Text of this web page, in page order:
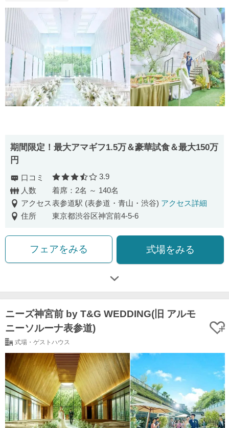
期間限定！最大アマギフ1.5万＆豪華試食＆最大150万
円
口コミ 口コミ評価
3.9
人数
着席：2名 ～ 140名
アクセス表参道駅 (表参道・青山・渋谷) アクセス詳細
住所
東京都渋谷区神宮前4-5-6
フェアをみる 式場をみる
ニーズ神宮前 by T&G WEDDING(旧 アルモ
ニーソルーナ表参道)
式場・ゲストハウス